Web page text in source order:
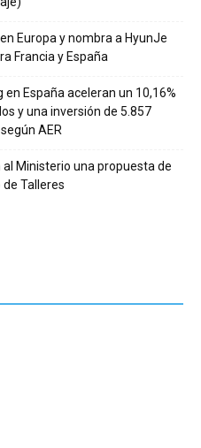
Europa y nombra a HyunJe
Francia y España
España aceleran un 10,16%
y una inversión de 5.857
AER
al Ministerio una propuesta de
Talleres